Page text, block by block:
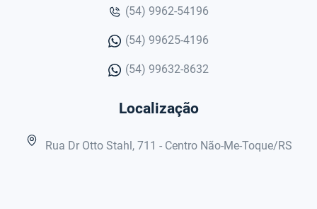
(54) 9962-54196
(54) 99625-4196
(54) 99632-8632
Localização
Rua Dr Otto Stahl, 711 - Centro Não-Me-Toque/RS